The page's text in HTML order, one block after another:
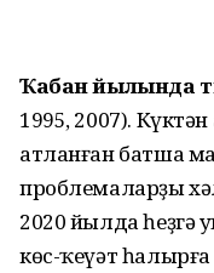
Ҡабан йылында
1995, 2007).
атланған батша
проблемаларҙы
2020 йылда һеҙгә
көс-ҡеүәт һалырға